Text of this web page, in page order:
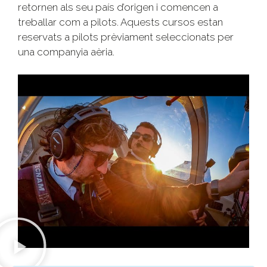
retornen als seu país d’origen i comencen a
treballar com a pilots. Aquests cursos estan
reservats a pilots prèviament seleccionats per
una companyia aèria.